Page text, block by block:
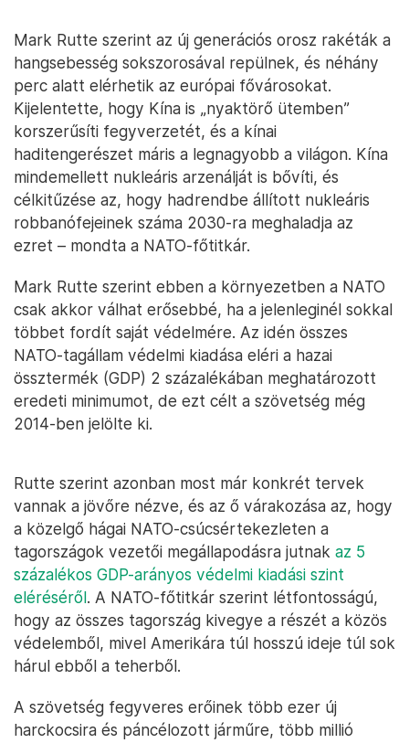
Mark Rutte szerint az új generációs orosz rakéták a
hangsebesség sokszorosával repülnek, és néhány
perc alatt elérhetik az európai fővárosokat.
Kijelentette, hogy Kína is „nyaktörő ütemben”
korszerűsíti fegyverzetét, és a kínai
haditengerészet máris a legnagyobb a világon. Kína
mindemellett nukleáris arzenálját is bővíti, és
célkitűzése az, hogy hadrendbe állított nukleáris
robbanófejeinek száma 2030-ra meghaladja az
ezret – mondta a NATO-főtitkár.
Mark Rutte szerint ebben a környezetben a NATO
csak akkor válhat erősebbé, ha a jelenleginél sokkal
többet fordít saját védelmére. Az idén összes
NATO-tagállam védelmi kiadása eléri a hazai
össztermék (GDP) 2 százalékában meghatározott
eredeti minimumot, de ezt célt a szövetség még
2014-ben jelölte ki.
Rutte szerint azonban most már konkrét tervek
vannak a jövőre nézve, és az ő várakozása az, hogy
a közelgő hágai NATO-csúcsértekezleten a
tagországok vezetői megállapodásra jutnak az 5
százalékos GDP-arányos védelmi kiadási szint
eléréséről. A NATO-főtitkár szerint létfontosságú,
hogy az összes tagország kivegye a részét a közös
védelemből, mivel Amerikára túl hosszú ideje túl sok
hárul ebből a teherből.
A szövetség fegyveres erőinek több ezer új
harckocsira és páncélozott járműre, több millió